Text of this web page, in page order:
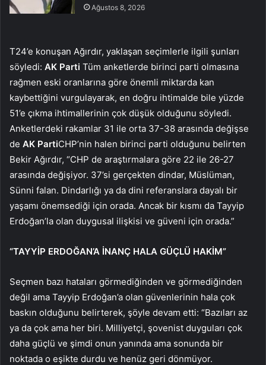
Ağustos 8, 2026
T24’e konuşan Ağırdır, yaklaşan seçimlerle ilgili şunları
söyledi: AK Parti Tüm anketlerde birinci parti olmasına
rağmen eski oranlarına göre önemli miktarda kan
kaybettiğini vurgulayarak, en doğru ihtimalde bile yüzde
51’e çıkma ihtimallerinin çok düşük olduğunu söyledi.
Anketlerdeki rakamlar 31 ile orta 37-38 arasında değişse
de AK PartiCHP’nin halen birinci parti olduğunu belirten
Bekir Ağırdır, “CHP de araştırmalara göre 22 ile 26-27
arasında değişiyor. 37’si gerçekten dindar, Müslüman,
Sünni falan. Dindarlığı ya da dini referanslara dayalı bir
yaşamı önemsediği için orada. Ancak bir kısmı da Tayyip
Erdoğan’la olan duygusal ilişkisi ve güveni için orada.”
“TAYYİP ERDOĞAN’A İNANÇ HALA GÜÇLÜ HAKİM”
Seçmen bazı hataları görmediğinden ve görmediğinden
değil ama Tayyip Erdoğan’a olan güvenlerinin hala çok
baskın olduğunu belirterek, şöyle devam etti: “Bazıları az
ya da çok ama her biri. Milliyetçi, şovenist duyguları çok
daha güçlü ve şimdi onun yanında ama sonunda bir
noktada o eşikte durdu ve henüz geri dönmüyor.